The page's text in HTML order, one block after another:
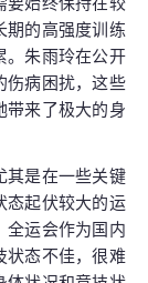
期的高强度训练
。朱雨玲在公开
伤病困扰，这些
带来了极大的身
其是在一些关键
态起伏较大的运
全运会作为国内
状态不佳，很难